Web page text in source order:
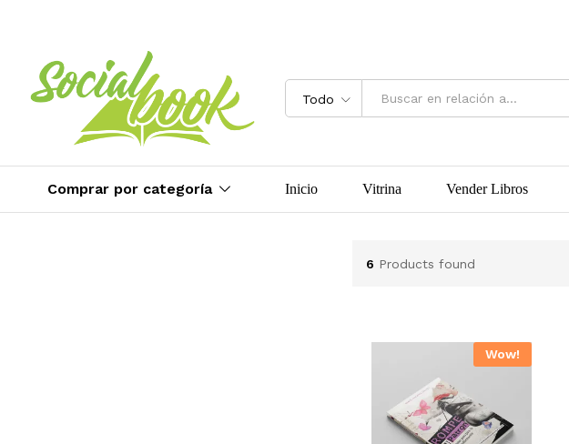
Todo
Comprar por categoría Inicio Vitrina Vender Libros
6 Products found
Wow!